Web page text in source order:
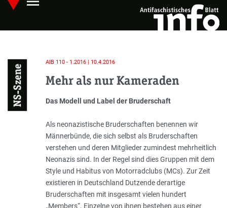
Skip
main
Hauptmenü öffnen
NS-Szene
AIB 110 - 1.2016 | 10.4.2016
Mehr als nur Kameraden
Einleitung
Das Modell und Label der Bruderschaft
Als neonazistische Bruderschaften benennen wir
Männerbünde, die sich selbst als Bruderschaften
verstehen und deren Mitglieder zumindest mehrheitlich
Neonazis sind. In der Regel sind dies Gruppen mit dem
Style und Habitus von Motorradclubs (MCs). Zur Zeit
existieren in Deutschland Dutzende derartige
Bruderschaften mit insgesamt vielen hundert
„Members“. Einzelne von ihnen bestehen aus einer